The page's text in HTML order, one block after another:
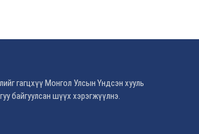
гагцхүү Монгол Улсын Үндсэн хууль
байгуулсан шүүх хэрэгжүүлнэ.